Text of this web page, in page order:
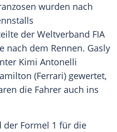
wurden nach
der Weltverband FIA
nach dem Rennen. Gasly
Kimi Antonelli
(Ferrari) gewertet,
die Fahrer auch ins
der Formel 1 für die